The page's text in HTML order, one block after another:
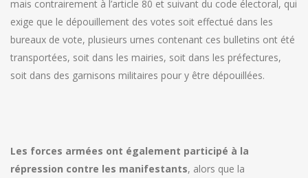
mais contrairement à l’article 80 et suivant du code électoral, qui
exige que le dépouillement des votes soit effectué dans les
bureaux de vote, plusieurs urnes contenant ces bulletins ont été
transportées, soit dans les mairies, soit dans les préfectures,
soit dans des garnisons militaires pour y être dépouillées.
Les forces armées ont également participé à la
répression contre les manifestants, alors que la